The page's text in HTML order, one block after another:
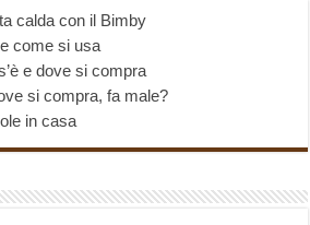
calda con il Bimby
come si usa
e dove si compra
si compra, fa male?
in casa